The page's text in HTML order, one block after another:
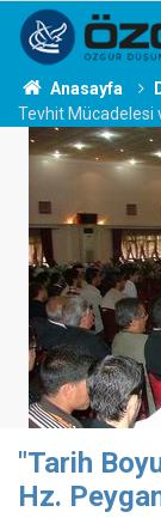
Anasayfa
Tevhit Mücadelesi
"Tarih
Hz.